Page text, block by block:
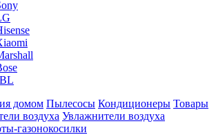
домом Пылесосы Кондиционеры Товары
воздуха Увлажнители воздуха
газонокосилки